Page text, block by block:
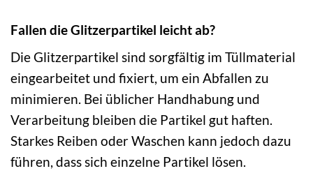
Fallen die Glitzerpartikel leicht ab?
Die Glitzerpartikel sind sorgfältig im Tüllmaterial
eingearbeitet und fixiert, um ein Abfallen zu
minimieren. Bei üblicher Handhabung und
Verarbeitung bleiben die Partikel gut haften.
Starkes Reiben oder Waschen kann jedoch dazu
führen, dass sich einzelne Partikel lösen.